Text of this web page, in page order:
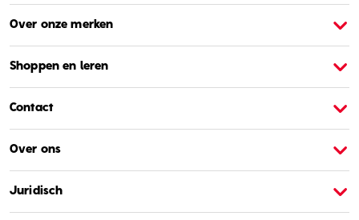
Over onze merken
Shoppen en leren
Contact
Over ons
Juridisch